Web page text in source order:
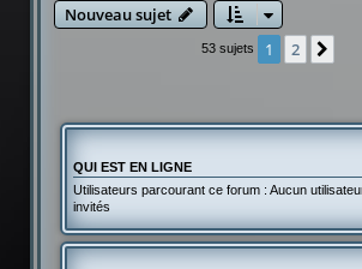
Nouveau sujet
53 sujets 1 2
QUI EST EN LIGNE
Utilisateurs parcourant ce forum : Aucun
invités